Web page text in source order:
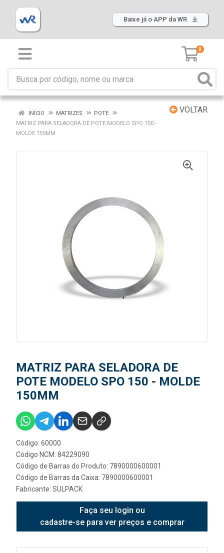
Baixe já o APP da WR
0
VOLTAR
INÍCIO MATRIZES
POTE
MATRIZ PARA SELADORA DE POTE MODELO SPO 150 -
MOLDE 150MM
MATRIZ PARA SELADORA DE
POTE MODELO SPO 150 - MOLDE
150MM
Código: 60000
Código NCM: 84229090
Código de Barras do Produto: 7890000600001
Código de Barras da Caixa: 7890000600001
Fabricante: SULPACK
Faça seu login ou
cadastre-se para ver preços e comprar